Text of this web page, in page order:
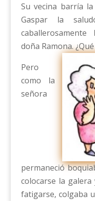
Su vecina barría
Gaspar la
doña Ramona.
Pero
como la
señora
permaneció
colocarse la
fatigarse, colgaba